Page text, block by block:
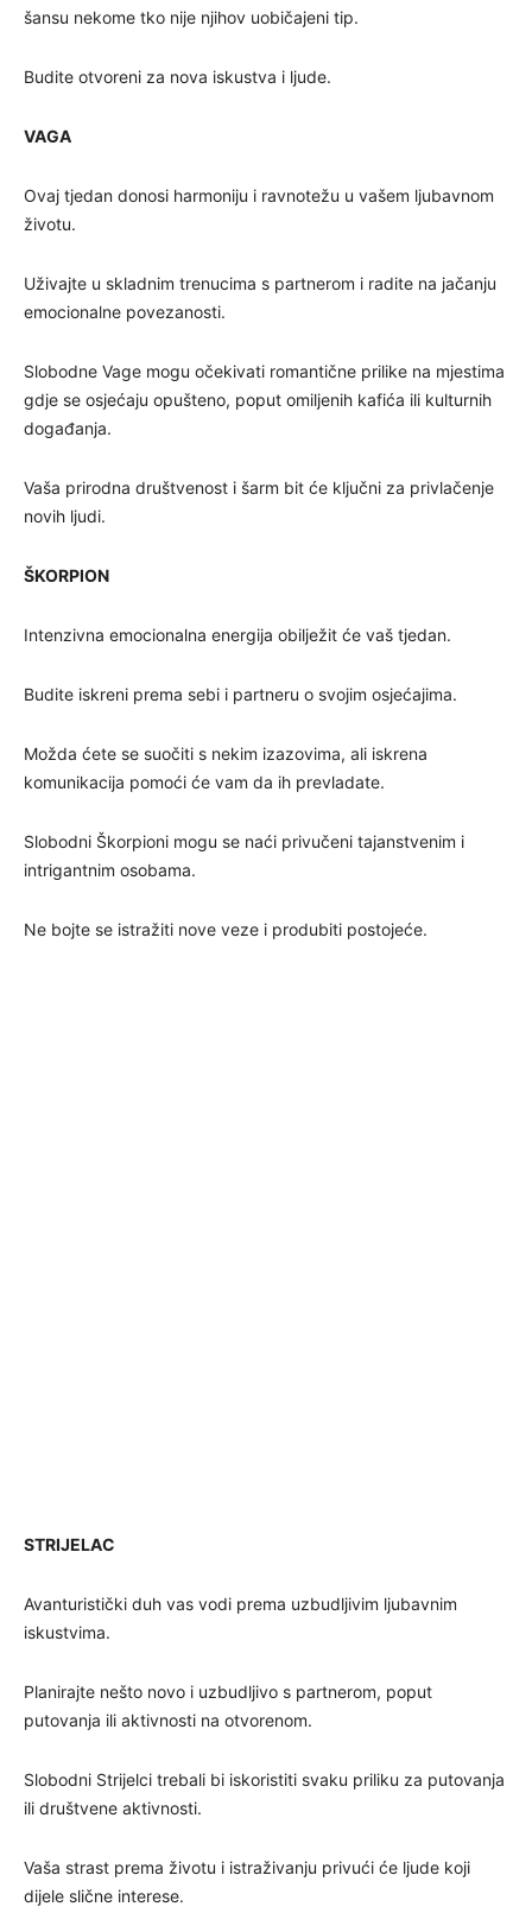
šansu nekome tko nije njihov uobičajeni tip.
Budite otvoreni za nova iskustva i ljude.
VAGA
Ovaj tjedan donosi harmoniju i ravnotežu u vašem ljubavnom
životu.
Uživajte u skladnim trenucima s partnerom i radite na jačanju
emocionalne povezanosti.
Slobodne Vage mogu očekivati romantične prilike na mjestima
gdje se osjećaju opušteno, poput omiljenih kafića ili kulturnih
događanja.
Vaša prirodna društvenost i šarm bit će ključni za privlačenje
novih ljudi.
ŠKORPION
Intenzivna emocionalna energija obilježit će vaš tjedan.
Budite iskreni prema sebi i partneru o svojim osjećajima.
Možda ćete se suočiti s nekim izazovima, ali iskrena
komunikacija pomoći će vam da ih prevladate.
Slobodni Škorpioni mogu se naći privučeni tajanstvenim i
intrigantnim osobama.
Ne bojte se istražiti nove veze i produbiti postojeće.
STRIJELAC
Avanturistički duh vas vodi prema uzbudljivim ljubavnim
iskustvima.
Planirajte nešto novo i uzbudljivo s partnerom, poput
putovanja ili aktivnosti na otvorenom.
Slobodni Strijelci trebali bi iskoristiti svaku priliku za putovanja
ili društvene aktivnosti.
Vaša strast prema životu i istraživanju privući će ljude koji
dijele slične interese.